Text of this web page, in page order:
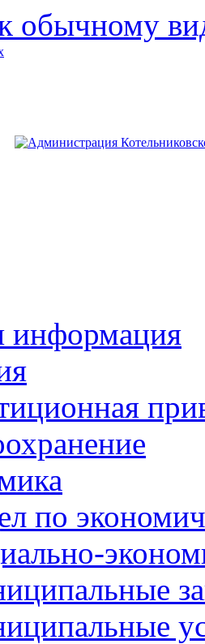
обычному
информация
по